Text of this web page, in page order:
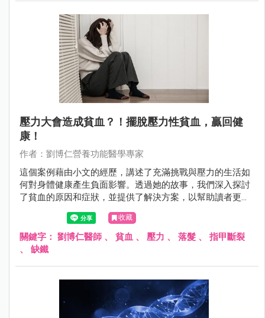
更深層的健康問題。
壓力大會造成貧血？！擺脫壓力性貧血，贏回健
康！
作者：劉博仁營養功能醫學專家
這個案例藉由小文的經歷，講述了充滿挑戰與壓力的生活如
何對身體健康產生負面影響。透過她的故事，我們深入探討
了貧血的原因和症狀，並提供了解決方案，以幫助讀者更好
地理解和應對類似的健康問題。
收藏
關鍵字： 劉博仁醫師 、 貧血 、 壓力 、 落髮 、 指甲斷裂
、 缺鐵